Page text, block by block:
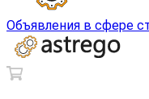
Объявления в сфере